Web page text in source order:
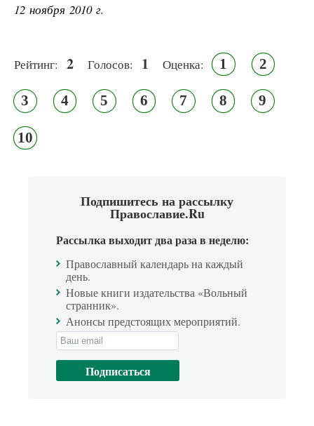
12 ноября 2010 г.
Рейтинг: 2 Голосов: 1 Оценка: 1 2
3 4 5 6 7 8 9
10
Подпишитесь на рассылку
Православие.Ru
Рассылка выходит два раза в неделю:
Православный календарь на каждый
день.
Новые книги издательства «Вольный
странник».
Анонсы предстоящих мероприятий.